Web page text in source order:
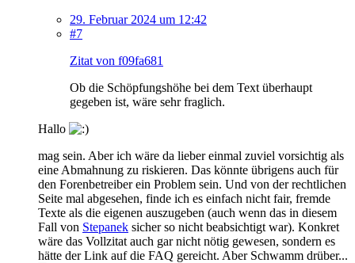
29. Februar 2024 um 12:42
#7
Zitat von f09fa681
Ob die Schöpfungshöhe bei dem Text überhaupt
gegeben ist, wäre sehr fraglich.
Hallo
mag sein. Aber ich wäre da lieber einmal zuviel vorsichtig als
eine Abmahnung zu riskieren. Das könnte übrigens auch für
den Forenbetreiber ein Problem sein. Und von der rechtlichen
Seite mal abgesehen, finde ich es einfach nicht fair, fremde
Texte als die eigenen auszugeben (auch wenn das in diesem
Fall von Stepanek sicher so nicht beabsichtigt war). Konkret
wäre das Vollzitat auch gar nicht nötig gewesen, sondern es
hätte der Link auf die FAQ gereicht. Aber Schwamm drüber...